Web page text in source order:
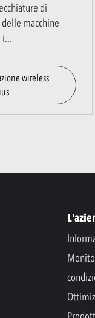
di
macchine
i...
wireless